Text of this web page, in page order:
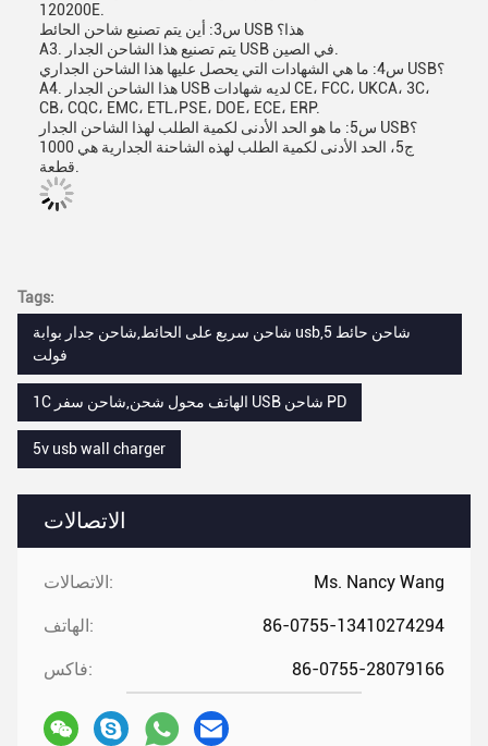
الاتصالات
الاتصالات: Ms. Nancy Wang
الهاتف: 86-0755-13410274294
فاكس: 86-0755-28079166
120200E.
س3: أين يتم تصنيع شاحن الحائط USB هذا؟
س4: ما هي الشهادات التي يحصل عليها هذا الشاحن الجداري USB؟
A4. هذا الشاحن الجدار USB لديه شهادات CE، FCC، UKCA، 3C،
CB، CQC، EMC، ETL،PSE، DOE، ECE، ERP.
س5: ما هو الحد الأدنى لكمية الطلب لهذا الشاحن الجدار USB؟
ج5، الحد الأدنى لكمية الطلب لهذه الشاحنة الجدارية هي 1000
Tags:
شاحن سريع على الحائط,شاحن جدار بوابة usb,شاحن حائط 5
فولت
1C الهاتف محول شحن,شاحن سفر USB شاحن PD
5v usb wall charger